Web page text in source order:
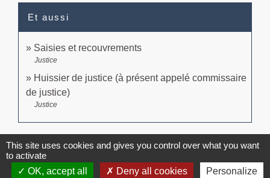
Et aussi
Saisies et recouvrements
Justice
Huissier de justice (à présent appelé commissaire
de justice)
Justice
This site uses cookies and gives you control over what you want
to activate
OK, accept all
Deny all cookies Personalize